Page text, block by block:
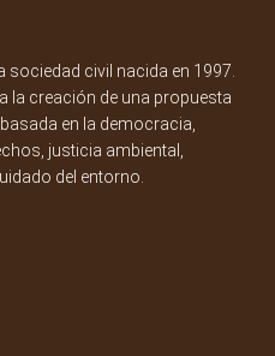
civil nacida en 1997.
la creación de una propuesta
en la democracia,
justicia ambiental,
del entorno.